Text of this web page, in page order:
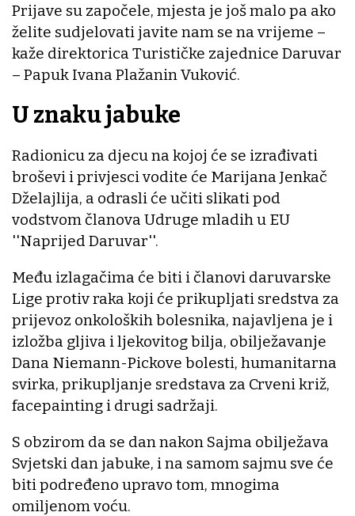
Prijave su započele, mjesta je još malo pa ako
želite sudjelovati javite nam se na vrijeme –
kaže direktorica Turističke zajednice Daruvar
– Papuk Ivana Plažanin Vuković.
U znaku jabuke
Radionicu za djecu na kojoj će se izrađivati
broševi i privjesci vodite će Marijana Jenkač
Dželajlija, a odrasli će učiti slikati pod
vodstvom članova Udruge mladih u EU
''Naprijed Daruvar''.
Među izlagačima će biti i članovi daruvarske
Lige protiv raka koji će prikupljati sredstva za
prijevoz onkoloških bolesnika, najavljena je i
izložba gljiva i ljekovitog bilja, obilježavanje
Dana Niemann-Pickove bolesti, humanitarna
svirka, prikupljanje sredstava za Crveni križ,
facepainting i drugi sadržaji.
S obzirom da se dan nakon Sajma obilježava
Svjetski dan jabuke, i na samom sajmu sve će
biti podređeno upravo tom, mnogima
omiljenom voću.